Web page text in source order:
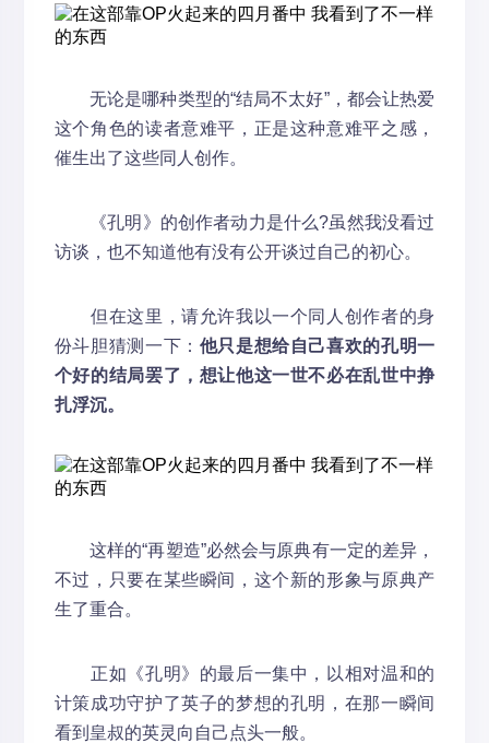
无论是哪种类型的“结局不太好”，都会让热爱
这个角色的读者意难平，正是这种意难平之感，
催生出了这些同人创作。
《孔明》的创作者动力是什么?虽然我没看过
访谈，也不知道他有没有公开谈过自己的初心。
但在这里，请允许我以一个同人创作者的身
份斗胆猜测一下： 他只是想给自己喜欢的孔明一
个好的结局罢了，想让他这一世不必在乱世中挣
扎浮沉。
这样的“再塑造”必然会与原典有一定的差异，
不过，只要在某些瞬间，这个新的形象与原典产
生了重合。
正如《孔明》的最后一集中，以相对温和的
计策成功守护了英子的梦想的孔明，在那一瞬间
看到皇叔的英灵向自己点头一般。